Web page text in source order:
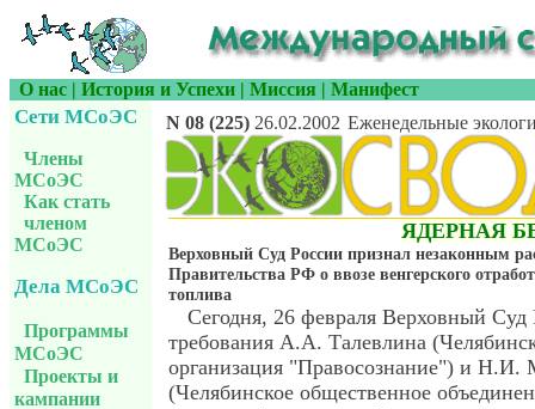
О нас | История и Успехи | Миссия | Манифест
Сети МСоЭС
Члены
МСоЭС
Как стать
членом
МСоЭС
Дела МСоЭС
Программы
МСоЭС
Проекты и
кампании
N 08 (225) 26.02.2002 Еженедельные
ЯДЕРНАЯ
Верховный Суд России признал незаконным
Правительства РФ о ввозе венгерского
топлива
Сегодня, 26 февраля Верховный Суд
требования А.А. Талевлина
организация "Правосознание") и Н.И.
(Челябинское общественное